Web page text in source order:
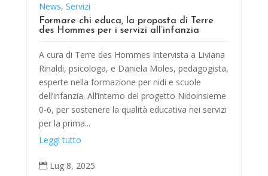
News, Servizi
Formare chi educa, la proposta di Terre
des Hommes per i servizi all’infanzia
A cura di Terre des Hommes Intervista a Liviana
Rinaldi, psicologa, e Daniela Moles, pedagogista,
esperte nella formazione per nidi e scuole
dell’infanzia. All’interno del progetto Nidoinsieme
0-6, per sostenere la qualità educativa nei servizi
per la prima...
Leggi tutto
 Lug 8, 2025